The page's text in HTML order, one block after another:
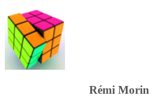
Rémi Morin